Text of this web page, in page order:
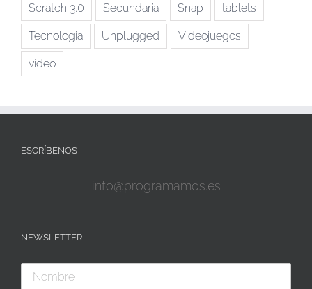
Scratch 3.0 Secundaria Snap tablets
Tecnologia Unplugged Videojuegos
vídeo
ESCRÍBENOS
info@programamos.es
NEWSLETTER